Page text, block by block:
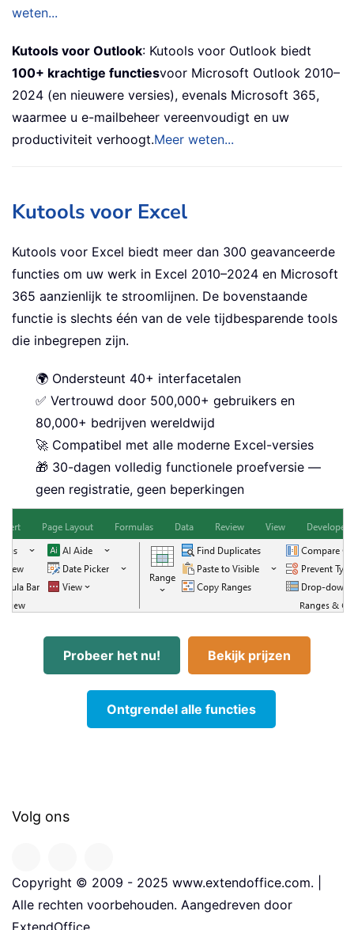
weten...
Kutools voor Outlook: Kutools voor Outlook biedt
100+ krachtige functiesvoor Microsoft Outlook 2010–
2024 (en nieuwere versies), evenals Microsoft 365,
waarmee u e-mailbeheer vereenvoudigt en uw
productiviteit verhoogt.Meer weten...
Kutools voor Excel
Kutools voor Excel biedt meer dan 300 geavanceerde
functies om uw werk in Excel 2010–2024 en Microsoft
365 aanzienlijk te stroomlijnen. De bovenstaande
functie is slechts één van de vele tijdbesparende tools
die inbegrepen zijn.
🌍 Ondersteunt 40+ interfacetalen
✅ Vertrouwd door 500,000+ gebruikers en
80,000+ bedrijven wereldwijd
🚀 Compatibel met alle moderne Excel-versies
🎁 30-dagen volledig functionele proefversie —
geen registratie, geen beperkingen
Probeer het nu! Bekijk prijzen
Ontgrendel alle functies
Volg ons
Copyright © 2009 - 2025 www.extendoffice.com. |
Alle rechten voorbehouden. Aangedreven door